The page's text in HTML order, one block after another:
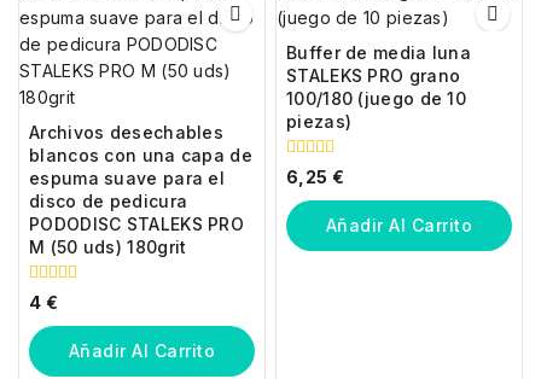
Archivos desechables
blancos con una capa de
espuma suave para el
disco de pedicura
PODODISC STALEKS PRO
M (50 uds) 180grit
0
fuera
de
5
4 €
Añadir Al Carrito
Buffer de media luna
STALEKS PRO grano
100/180 (juego de 10
piezas)
0
fuera
de
5
6,25 €
Añadir Al Carrito